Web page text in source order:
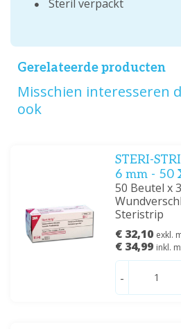
Steril verpackt
Gerelateerde producten
Misschien interesseren
ook
STERI-
6 mm - 50
50 Beutel x
Steristrip
€ 32,10 exkl.
€ 34,99 inkl.
-